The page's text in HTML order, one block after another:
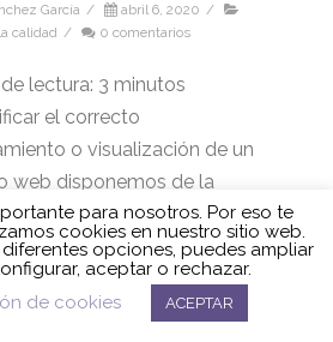
García / abril 6, 2020 /
calidad / 0 comentarios
lectura: 3 minutos
el correcto
o visualización de un
web disponemos de la
Selenium IDE, como
en la entrada «Selenium
de la calidad«. Hoy
hablar de los comandos de
para nosotros. Por eso te
cookies en nuestro sitio web.
opciones, puedes ampliar
aceptar o rechazar.
Política de cookies